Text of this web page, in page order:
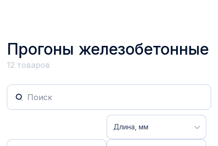
Прогоны железобетонные
12 товаров
Поиск
Длина, мм